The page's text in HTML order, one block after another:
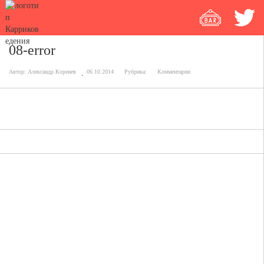
08-error
Автор: Александр Коренев 06.10.2014 Рубрика: Комментарии